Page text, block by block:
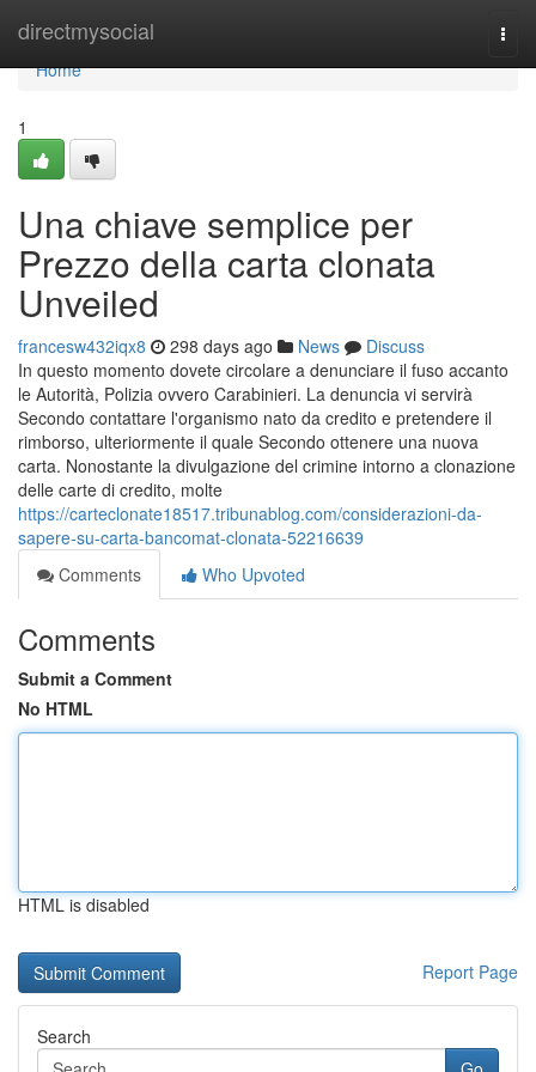
directmysocial
Home
Home
1
Una chiave semplice per
Prezzo della carta clonata
Unveiled
francesw432iqx8 298 days ago News
Discuss
In questo momento dovete circolare a denunciare il fuso accanto
le Autorità, Polizia ovvero Carabinieri. La denuncia vi servirà
Secondo contattare l'organismo nato da credito e pretendere il
rimborso, ulteriormente il quale Secondo ottenere una nuova
carta. Nonostante la divulgazione del crimine intorno a clonazione
delle carte di credito, molte
https://carteclonate18517.tribunablog.com/considerazioni-da-
sapere-su-carta-bancomat-clonata-52216639
Comments
Who Upvoted
Comments
Submit a Comment
No HTML
HTML is disabled
Report Page
Search